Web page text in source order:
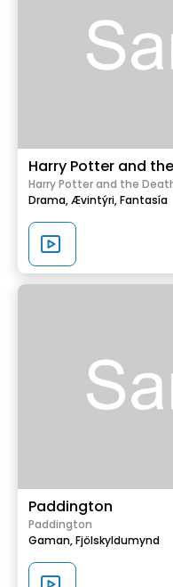
Harry Potter and
Harry Potter and the
Drama,Ævintýri,Fantasía
Paddington
Paddington
Gaman,Fjölskyldumynd